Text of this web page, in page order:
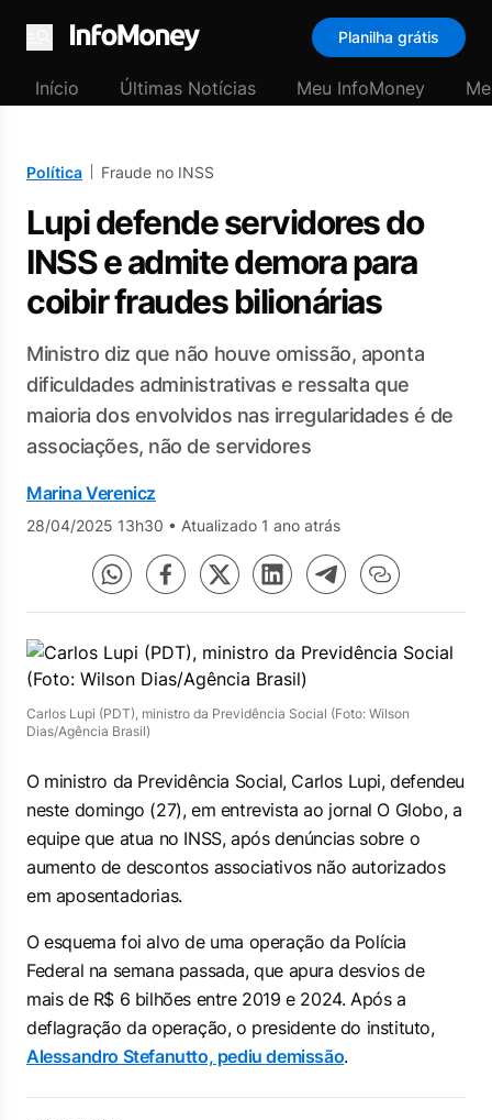
Menu
Planilha grátis
Início Últimas Notícias Meu InfoMoney
Política Fraude no INSS
Lupi defende servidores do
INSS e admite demora para
coibir fraudes bilionárias
Ministro diz que não houve omissão, aponta
dificuldades administrativas e ressalta que
maioria dos envolvidos nas irregularidades é de
associações, não de servidores
Marina Verenicz
28/04/2025 13h30 • Atualizado 1 ano atrás
Carlos Lupi (PDT), ministro da Previdência Social (Foto: Wilson
Dias/Agência Brasil)
O ministro da Previdência Social, Carlos Lupi, defendeu
neste domingo (27), em entrevista ao jornal O Globo, a
equipe que atua no INSS, após denúncias sobre o
aumento de descontos associativos não autorizados
em aposentadorias.
O esquema foi alvo de uma operação da Polícia
Federal na semana passada, que apura desvios de
mais de R$ 6 bilhões entre 2019 e 2024. Após a
deflagração da operação, o presidente do instituto,
Alessandro Stefanutto, pediu demissão.